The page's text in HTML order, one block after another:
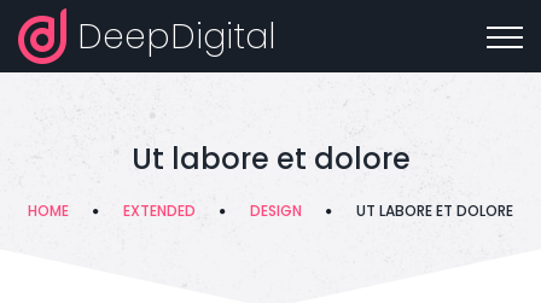
DeepDigital
Ut labore et dolore
HOME EXTENDED DESIGN UT LABORE ET DOLORE